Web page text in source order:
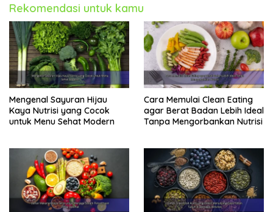
Rekomendasi untuk kamu
Mengenal Sayuran Hijau
Kaya Nutrisi yang Cocok
untuk Menu Sehat Modern
Cara Memulai Clean Eating
agar Berat Badan Lebih Ideal
Tanpa Mengorbankan Nutrisi